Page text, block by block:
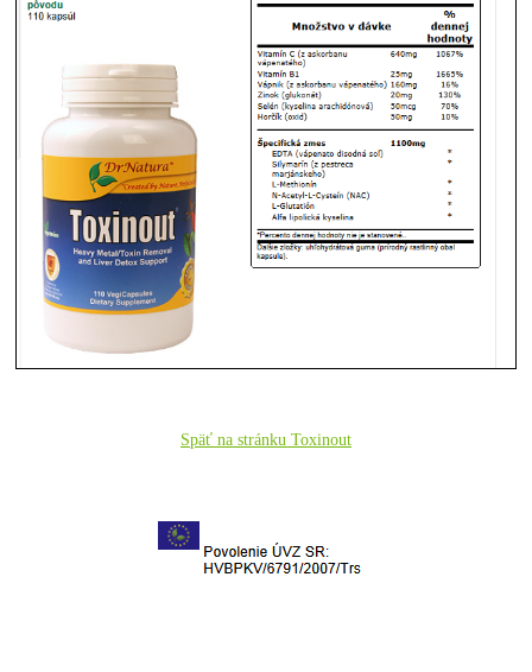
Späť na stránku Toxinout